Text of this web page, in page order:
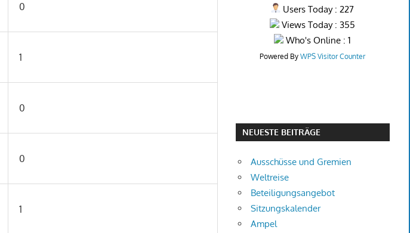
0
1
0
0
1
Users Today : 227
Views Today : 355
Who's Online : 1
Powered ByWPS Visitor Counter
NEUESTE BEITRÄGE
Ausschüsse und Gremien
Weltreise
Beteiligungsangebot
Sitzungskalender
Ampel